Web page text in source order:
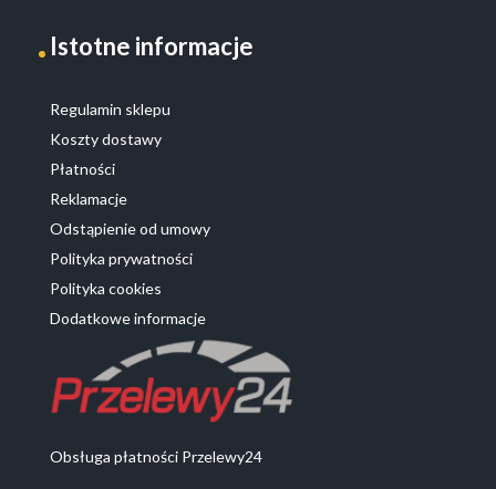
Istotne informacje
Regulamin sklepu
Koszty dostawy
Płatności
Reklamacje
Odstąpienie od umowy
Polityka prywatności
Polityka cookies
Dodatkowe informacje
Obsługa płatności Przelewy24